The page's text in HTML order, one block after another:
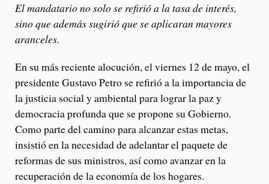
El mandatario no solo se refirió a la tasa de interés,
sino que además sugirió que se aplicaran mayores
aranceles.
En su más reciente alocución, el viernes 12 de mayo, el
presidente Gustavo Petro se refirió a la importancia de
la justicia social y ambiental para lograr la paz y
democracia profunda que se propone su Gobierno.
Como parte del camino para alcanzar estas metas,
insistió en la necesidad de adelantar el paquete de
reformas de sus ministros, así como avanzar en la
recuperación de la economía de los hogares.